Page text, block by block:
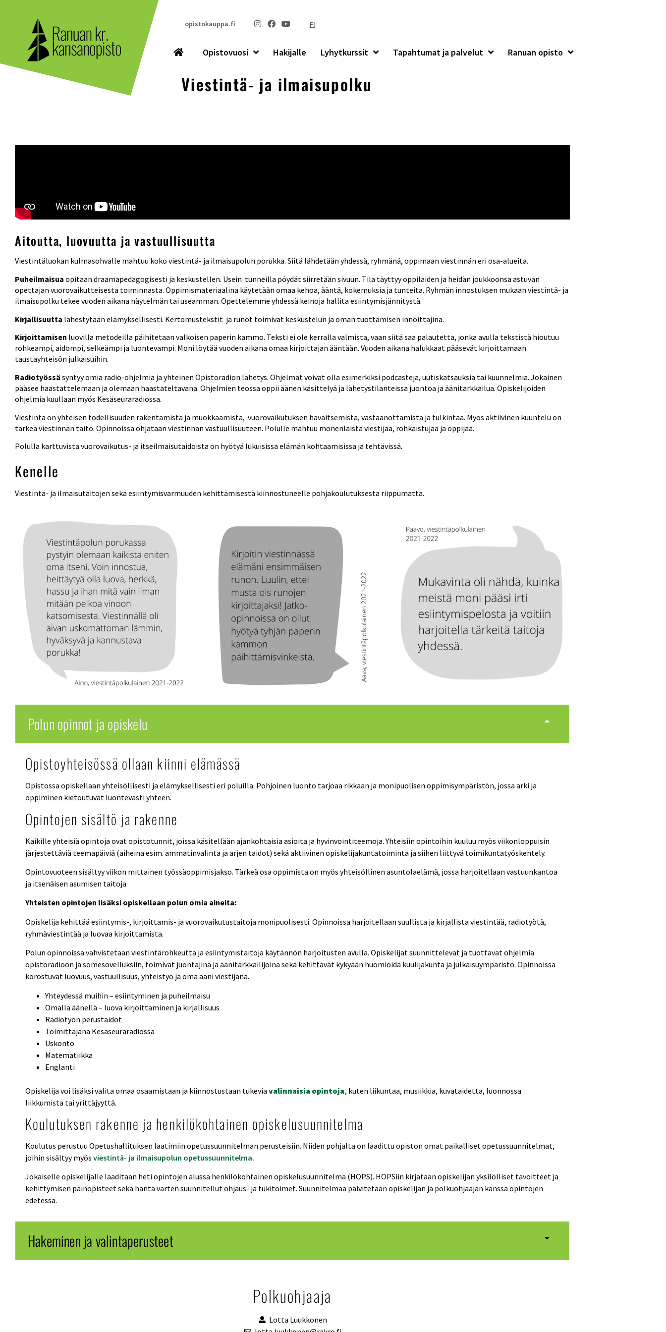
opistokauppa.fi FI
Opistovuosi Hakijalle Lyhytkurssit Tapahtumat ja palvelut Ranuan opisto
Viestintä- ja ilmaisupolku
Aitoutta, luovuutta ja vastuullisuutta
Viestintäluokan kulmasohvalle mahtuu koko viestintä- ja ilmaisupolun porukka. Siitä lähdetään yhdessä, ryhmänä, oppimaan viestinnän eri osa-alueita.
Puheilmaisua opitaan draamapedagogisesti ja keskustellen. Usein  tunneilla pöydät siirretään sivuun. Tila täyttyy oppilaiden ja heidän joukkoonsa astuvan
opettajan vuorovaikutteisesta toiminnasta. Oppimismateriaalina käytetään omaa kehoa, ääntä, kokemuksia ja tunteita. Ryhmän innostuksen mukaan viestintä- ja
ilmaisupolku tekee vuoden aikana näytelmän tai useamman. Opettelemme yhdessä keinoja hallita esiintymisjännitystä.
Kirjallisuutta lähestytään elämyksellisesti. Kertomustekstit  ja runot toimivat keskustelun ja oman tuottamisen innoittajina.
Kirjoittamisen luovilla metodeilla päihitetaan valkoisen paperin kammo. Teksti ei ole kerralla valmista, vaan siitä saa palautetta, jonka avulla tekstistä hioutuu
rohkeampi, aidompi, selkeämpi ja luontevampi. Moni löytää vuoden aikana omaa kirjoittajan ääntään. Vuoden aikana halukkaat pääsevät kirjoittamaan
taustayhteisön julkaisuihin.
Radiotyössä syntyy omia radio-ohjelmia ja yhteinen Opistoradion lähetys. Ohjelmat voivat olla esimerkiksi podcasteja, uutiskatsauksia tai kuunnelmia. Jokainen
pääsee haastattelemaan ja olemaan haastateltavana. Ohjelmien teossa oppii äänen käsittelyä ja lähetystilanteissa juontoa ja äänitarkkailua. Opiskelijoiden
ohjelmia kuullaan myös Kesäseuraradiossa.
Viestintä on yhteisen todellisuuden rakentamista ja muokkaamista,  vuorovaikutuksen havaitsemista, vastaanottamista ja tulkintaa. Myös aktiivinen kuuntelu on
tärkeä viestinnän taito. Opinnoissa ohjataan viestinnän vastuullisuuteen. Polulle mahtuu monenlaista viestijää, rohkaistujaa ja oppijaa.
Polulla karttuvista vuorovaikutus- ja itseilmaisutaidoista on hyötyä lukuisissa elämän kohtaamisissa ja tehtävissä.
Kenelle
Viestintä- ja ilmaisutaitojen sekä esiintymisvarmuuden kehittämisestä kiinnostuneelle pohjakoulutuksesta riippumatta.
Polun opinnot ja opiskelu
Opistoyhteisössä ollaan kiinni elämässä
Opistossa opiskellaan yhteisöllisesti ja elämyksellisesti eri poluilla. Pohjoinen luonto tarjoaa rikkaan ja monipuolisen oppimisympäristön, jossa arki ja
oppiminen kietoutuvat luontevasti yhteen.
Opintojen sisältö ja rakenne
Kaikille yhteisiä opintoja ovat opistotunnit, joissa käsitellään ajankohtaisia asioita ja hyvinvointiteemoja. Yhteisiin opintoihin kuuluu myös viikonloppuisin
järjestettäviä teemapäiviä (aiheina esim. ammatinvalinta ja arjen taidot) sekä aktiivinen opiskelijakuntatoiminta ja siihen liittyvä toimikuntatyöskentely.
Opintovuoteen sisältyy viikon mittainen työssäoppimisjakso. Tärkeä osa oppimista on myös yhteisöllinen asuntolaelämä, jossa harjoitellaan vastuunkantoa
ja itsenäisen asumisen taitoja.
Yhteisten opintojen lisäksi opiskellaan polun omia aineita:
Opiskelija kehittää esiintymis-, kirjoittamis- ja vuorovaikutustaitoja monipuolisesti. Opinnoissa harjoitellaan suullista ja kirjallista viestintää, radiotyötä,
ryhmäviestintää ja luovaa kirjoittamista.
Polun opinnoissa vahvistetaan viestintärohkeutta ja esiintymistaitoja käytännön harjoitusten avulla. Opiskelijat suunnittelevat ja tuottavat ohjelmia
opistoradioon ja somesovelluksiin, toimivat juontajina ja äänitarkkailijoina sekä kehittävät kykyään huomioida kuulijakunta ja julkaisuympäristö. Opinnoissa
korostuvat luovuus, vastuullisuus, yhteistyö ja oma ääni viestijänä.
Yhteydessä muihin – esiintyminen ja puheilmaisu
Omalla äänellä – luova kirjoittaminen ja kirjallisuus
Radiotyön perustaidot
Toimittajana Kesäseuraradiossa
Uskonto
Matematiikka
Englanti
Opiskelija voi lisäksi valita omaa osaamistaan ja kiinnostustaan tukevia valinnaisia opintoja, kuten liikuntaa, musiikkia, kuvataidetta, luonnossa
liikkumista tai yrittäjyyttä.
Koulutuksen rakenne ja henkilökohtainen opiskelusuunnitelma
Koulutus perustuu Opetushallituksen laatimiin opetussuunnitelman perusteisiin. Niiden pohjalta on laadittu opiston omat paikalliset opetussuunnitelmat,
joihin sisältyy myös viestintä- ja ilmaisupolun opetussuunnitelma.
Jokaiselle opiskelijalle laaditaan heti opintojen alussa henkilökohtainen opiskelusuunnitelma (HOPS). HOPSiin kirjataan opiskelijan yksilölliset tavoitteet ja
kehittymisen painopisteet sekä häntä varten suunnitellut ohjaus- ja tukitoimet. Suunnitelmaa päivitetään opiskelijan ja polkuohjaajan kanssa opintojen
edetessä.
Hakeminen ja valintaperusteet
Polkuohjaaja
Lotta Luukkonen